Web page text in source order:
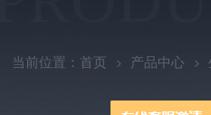
当前位置： 首页 产品中心